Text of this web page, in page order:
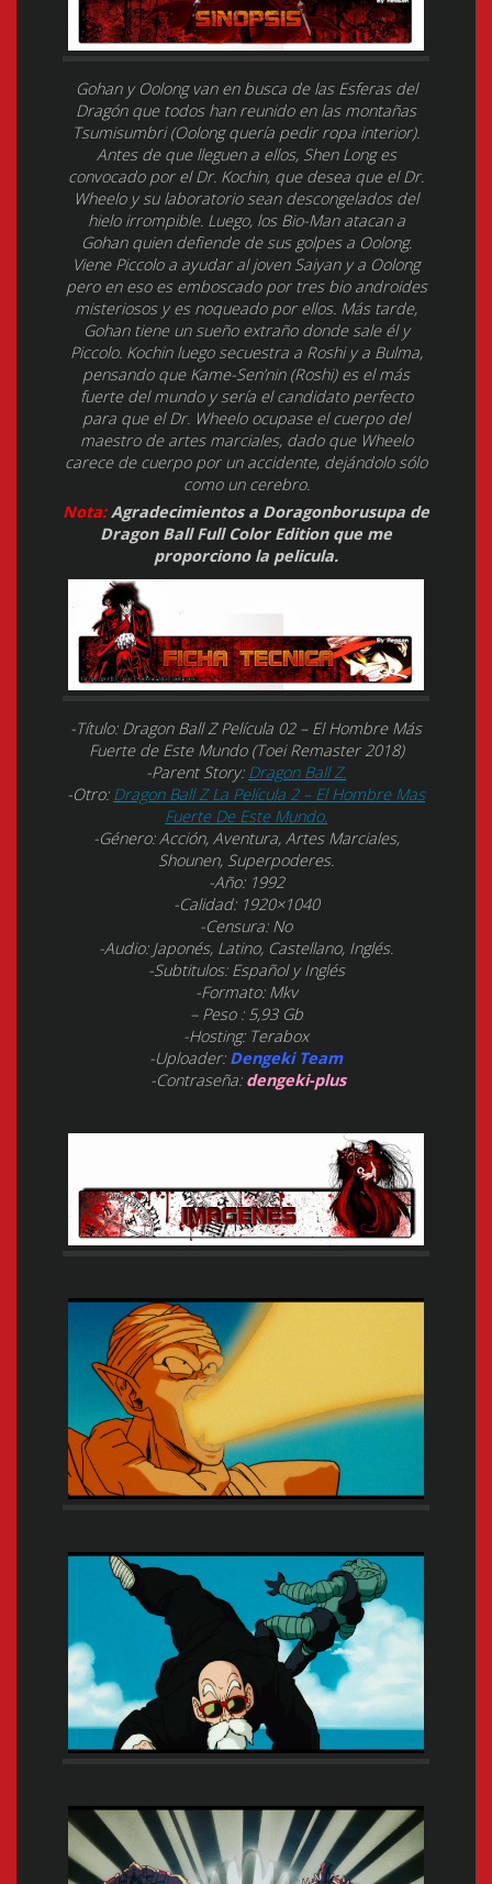
Gohan y Oolong van en busca de las Esferas del
Dragón que todos han reunido en las montañas
Tsumisumbri (Oolong quería pedir ropa interior).
Antes de que lleguen a ellos, Shen Long es
convocado por el Dr. Kochin, que desea que el Dr.
Wheelo y su laboratorio sean descongelados del
hielo irrompible. Luego, los Bio-Man atacan a
Gohan quien defiende de sus golpes a Oolong.
Viene Piccolo a ayudar al joven Saiyan y a Oolong
pero en eso es emboscado por tres bio androides
misteriosos y es noqueado por ellos. Más tarde,
Gohan tiene un sueño extraño donde sale él y
Piccolo. Kochin luego secuestra a Roshi y a Bulma,
pensando que Kame-Sen’nin (Roshi) es el más
fuerte del mundo y sería el candidato perfecto
para que el Dr. Wheelo ocupase el cuerpo del
maestro de artes marciales, dado que Wheelo
carece de cuerpo por un accidente, dejándolo sólo
como un cerebro.
Nota:Agradecimientos a Doragonborusupa de
Dragon Ball Full Color Edition que me
proporciono la pelicula.
-Título: Dragon Ball Z Película 02 – El Hombre Más
Fuerte de Este Mundo (Toei Remaster 2018)
-Parent Story: Dragon Ball Z.
-Otro: Dragon Ball Z La Película 2 – El Hombre Mas
Fuerte De Este Mundo.
-Género: Acción, Aventura, Artes Marciales,
Shounen, Superpoderes.
-Año: 1992
-Calidad: 1920×1040
-Censura: No
-Audio: Japonés, Latino, Castellano, Inglés.
-Subtitulos: Español y Inglés
-Formato: Mkv
– Peso : 5,93 Gb
-Hosting: Terabox
-Uploader: Dengeki Team
-Contraseña: dengeki-plus